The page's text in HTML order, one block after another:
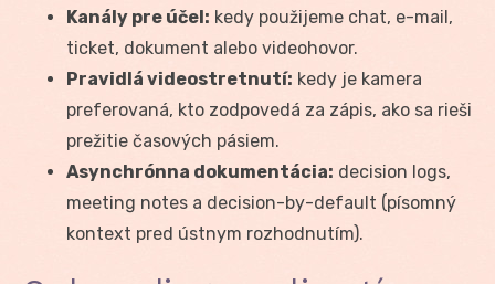
Kanály pre účel: kedy použijeme chat, e-mail,
ticket, dokument alebo videohovor.
Pravidlá videostretnutí: kedy je kamera
preferovaná, kto zodpovedá za zápis, ako sa rieši
prežitie časových pásiem.
Asynchrónna dokumentácia: decision logs,
meeting notes a decision-by-default (písomný
kontext pred ústnym rozhodnutím).